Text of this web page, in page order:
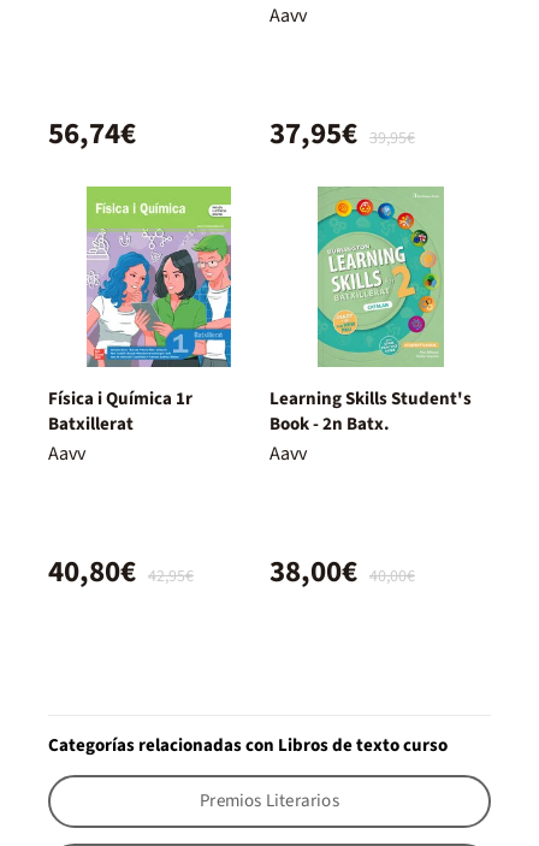
56,74€
Aavv
39,95€
37,95€
Física i Química 1r
Batxillerat
Aavv
42,95€
40,80€
Learning Skills Student's
Book - 2n Batx.
Aavv
40,00€
38,00€
Categorías relacionadas con Libros de texto curso
Premios Literarios